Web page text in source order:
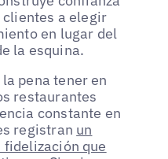
clientes a elegir
en lugar del
la esquina.
pena tener en
restaurantes
constante en
registran un
fidelización que